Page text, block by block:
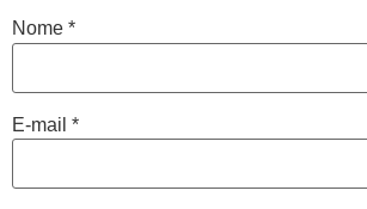
Nome *
E-mail *
avaliação clínica da sua coluna e
indicarão qual o melhor caminho a